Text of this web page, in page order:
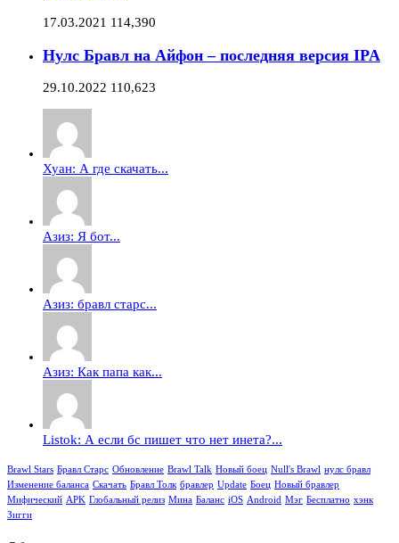
17.03.2021 114,390
Нулс Бравл на Айфон – последняя версия IPA
29.10.2022 110,623
Хуан: А где скачать...
Азиз: Я бот...
Азиз: бравл старс...
Азиз: Как папа как...
Listok: А если бс пишет что нет инета?...
Brawl Stars Бравл Старс Обновление Brawl Talk Новый боец Null's Brawl нулс бравл
Изменение баланса Скачать Бравл Толк бравлер Update Боец Новый бравлер
Мифический APK Глобальный релиз Мина Баланс iOS Android Мэг Бесплатно хэнк
Зигги